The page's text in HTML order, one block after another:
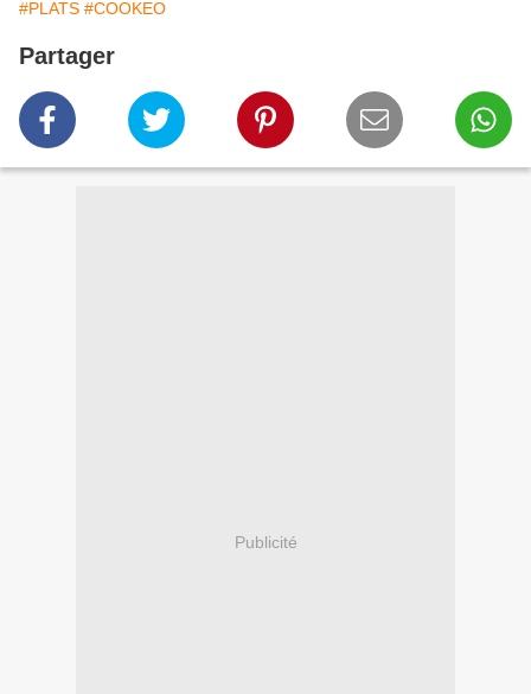
#PLATS #COOKEO
Partager
Publicité